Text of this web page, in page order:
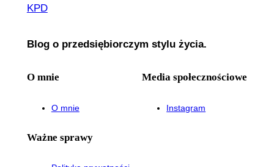
KPD
Blog o przedsiębiorczym stylu życia.
O mnie
O mnie
Media społecznościowe
Instagram
Ważne sprawy